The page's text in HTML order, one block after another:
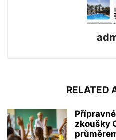
RELATED
zkoušky